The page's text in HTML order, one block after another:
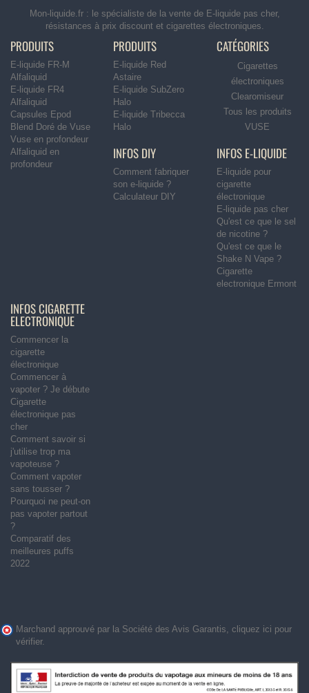
Mon-liquide.fr : le spécialiste de la vente de E-liquide pas cher,
résistances à prix discount et cigarettes électroniques.
PRODUITS
E-liquide FR-M
Alfaliquid
E-liquide FR4
Alfaliquid
Capsules Epod
Blend Doré de Vuse
Vuse en profondeur
Alfaliquid en
profondeur
PRODUITS
E-liquide Red
Astaire
E-liquide SubZero
Halo
E-liquide Tribecca
Halo
CATÉGORIES
Cigarettes
électroniques
Clearomiseur
Tous les produits
VUSE
INFOS DIY
Comment fabriquer
son e-liquide ?
Calculateur DIY
INFOS E-LIQUIDE
E-liquide pour
cigarette
électronique
E-liquide pas cher
Qu'est ce que le sel
de nicotine ?
Qu'est ce que le
Shake N Vape ?
Cigarette
electronique Ermont
INFOS CIGARETTE
ELECTRONIQUE
Commencer la
cigarette
électronique
Commencer à
vapoter ? Je débute
Cigarette
électronique pas
cher
Comment savoir si
j'utilise trop ma
vapoteuse ?
Comment vapoter
sans tousser ?
Pourquoi ne peut-on
pas vapoter partout
?
Comparatif des
meilleures puffs
2022
Marchand approuvé par la Société des Avis Garantis, cliquez ici pour
vérifier.